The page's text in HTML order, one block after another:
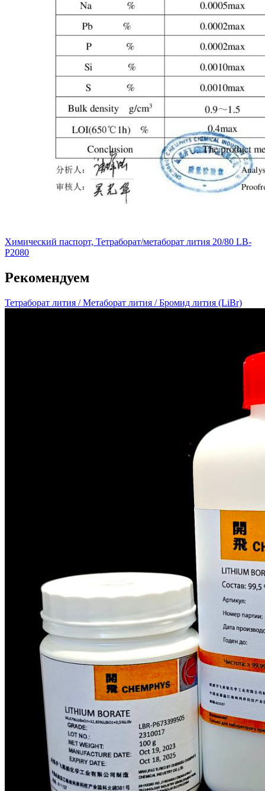
Химический паспорт, Тетраборат/метаборат лития 20/80 LB-
P2080
Рекомендуем
Тетраборат лития / Метаборат лития / Бромид лития (LiBr)